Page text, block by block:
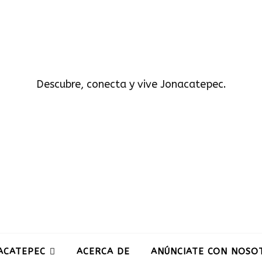
Descubre, conecta y vive Jonacatepec.
ACERCA DE ANÚNCIATE CON